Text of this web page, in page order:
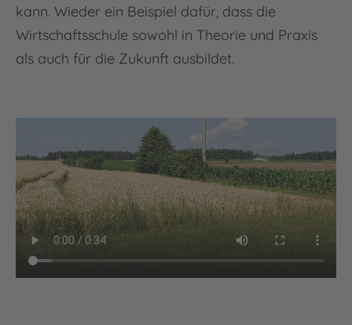
kann. Wieder ein Beispiel dafür, dass die
Wirtschaftsschule sowohl in Theorie und Praxis
als auch für die Zukunft ausbildet.